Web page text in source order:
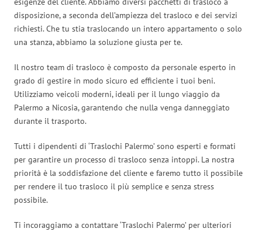
disposizione, a seconda dell’ampiezza del trasloco e dei servizi
richiesti. Che tu stia traslocando un intero appartamento o solo
una stanza, abbiamo la soluzione giusta per te.
Il nostro team di trasloco è composto da personale esperto in
grado di gestire in modo sicuro ed efficiente i tuoi beni.
Utilizziamo veicoli moderni, ideali per il lungo viaggio da
Palermo a Nicosia, garantendo che nulla venga danneggiato
durante il trasporto.
Tutti i dipendenti di ‘Traslochi Palermo’ sono esperti e formati
per garantire un processo di trasloco senza intoppi. La nostra
priorità è la soddisfazione del cliente e faremo tutto il possibile
per rendere il tuo trasloco il più semplice e senza stress
possibile.
Ti incoraggiamo a contattare ‘Traslochi Palermo’ per ulteriori